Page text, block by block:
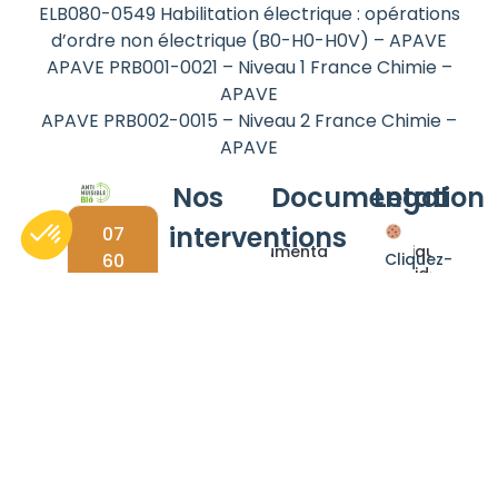
ELB080-0549 Habilitation électrique : opérations
d’ordre non électrique (B0-H0-H0V) – APAVE
APAVE PRB001-0021 – Niveau 1 France Chimie –
APAVE
APAVE PRB002-0015 – Niveau 2 France Chimie –
APAVE
07
60
Nos
interventions
Documentation
Documentations
Legal
Politique de
confidentialité
Cliquez-